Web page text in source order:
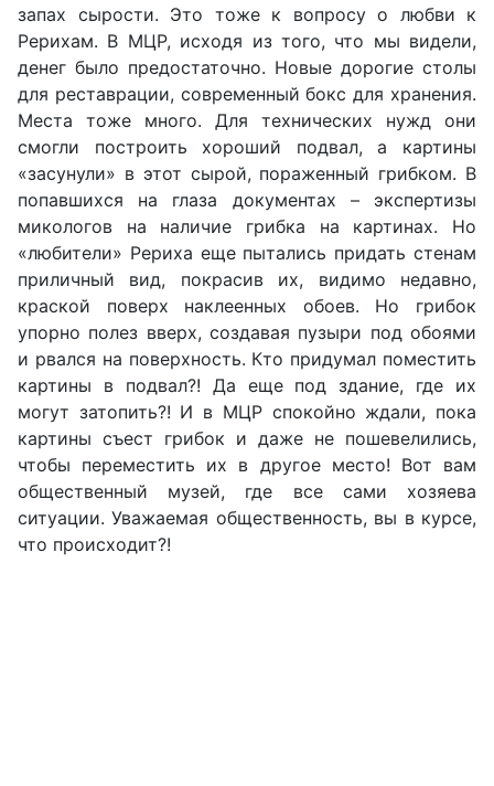
запах сырости. Это тоже к вопросу о любви к
Рерихам. В МЦР, исходя из того, что мы видели,
денег было предостаточно. Новые дорогие столы
для реставрации, современный бокс для хранения.
Места тоже много. Для технических нужд они
смогли построить хороший подвал, а картины
«засунули» в этот сырой, пораженный грибком. В
попавшихся на глаза документах – экспертизы
микологов на наличие грибка на картинах. Но
«любители» Рериха еще пытались придать стенам
приличный вид, покрасив их, видимо недавно,
краской поверх наклеенных обоев. Но грибок
упорно полез вверх, создавая пузыри под обоями
и рвался на поверхность. Кто придумал поместить
картины в подвал?! Да еще под здание, где их
могут затопить?! И в МЦР спокойно ждали, пока
картины съест грибок и даже не пошевелились,
чтобы переместить их в другое место! Вот вам
общественный музей, где все сами хозяева
ситуации. Уважаемая общественность, вы в курсе,
что происходит?!